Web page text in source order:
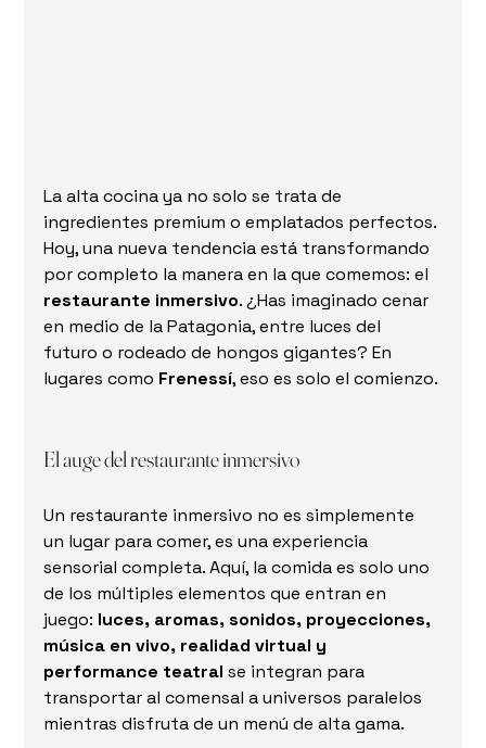
La alta cocina ya no solo se trata de
ingredientes premium o emplatados perfectos.
Hoy, una nueva tendencia está transformando
por completo la manera en la que comemos: el
restaurante inmersivo. ¿Has imaginado cenar
en medio de la Patagonia, entre luces del
futuro o rodeado de hongos gigantes? En
lugares como Frenessí, eso es solo el comienzo.
El auge del restaurante inmersivo
Un restaurante inmersivo no es simplemente
un lugar para comer, es una experiencia
sensorial completa. Aquí, la comida es solo uno
de los múltiples elementos que entran en
juego: luces, aromas, sonidos, proyecciones,
música en vivo, realidad virtual y
performance teatral se integran para
transportar al comensal a universos paralelos
mientras disfruta de un menú de alta gama.